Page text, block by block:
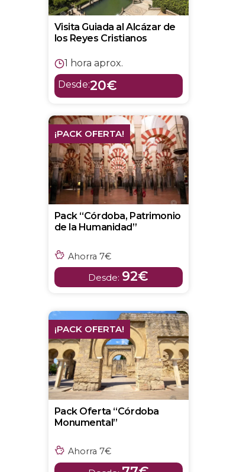
Visita Guiada al Alcázar de
los Reyes Cristianos
1 hora aprox.
Desde:20€
¡PACK OFERTA!
Pack “Córdoba, Patrimonio
de la Humanidad”
Ahorra 7€
Desde: 92€
¡PACK OFERTA!
Pack Oferta “Córdoba
Monumental”
Ahorra 7€